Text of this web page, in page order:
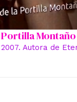
Autora de